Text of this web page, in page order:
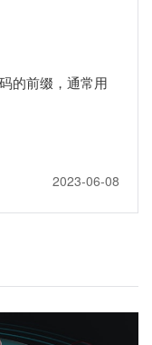
的前缀，通常用
2023-06-08